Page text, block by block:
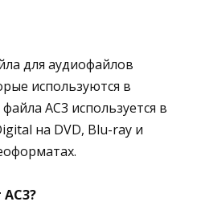
для аудиофайлов
используются в
AC3 используется в
на DVD, Blu-ray и